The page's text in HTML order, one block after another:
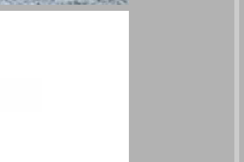
המהפכה החוקתית: עבר, הווה ועתיד ... 0